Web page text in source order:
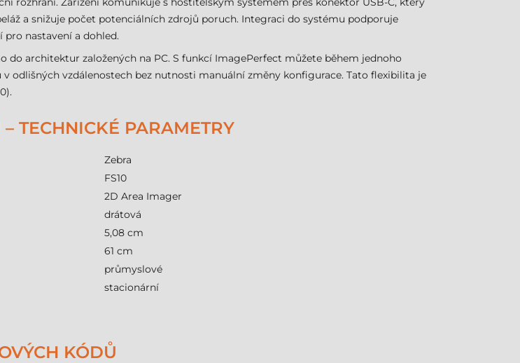
a snižuje počet potenciálních zdrojů poruch. Integraci do systému podporuje
nastavení a dohled.
do architektur založených na PC. S funkcí ImagePerfect můžete během jednoho
odlišných vzdálenostech bez nutnosti manuální změny konfigurace. Tato flexibilita je
TECHNICKÉ PARAMETRY
Zebra
FS10
2D Area Imager
drátová
5,08 cm
61 cm
průmyslové
stacionární
KÓDŮ